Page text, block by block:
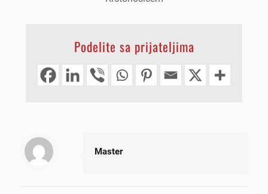
Podelite sa prijateljima
Master